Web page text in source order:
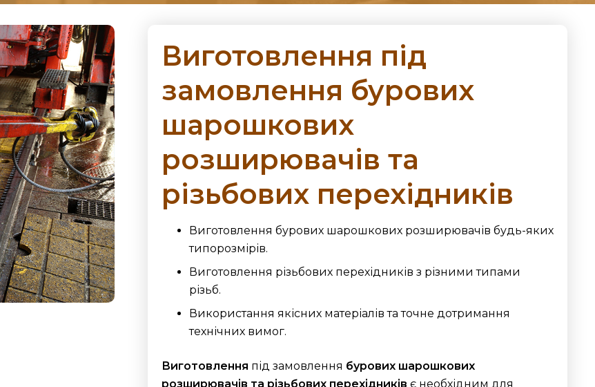
Виготовлення під
замовлення бурових
шарошкових
розширювачів та
різьбових перехідників
Виготовлення бурових шарошкових розширювачів будь-яких
типорозмірів.
Виготовлення різьбових перехідників з різними типами
різьб.
Використання якісних матеріалів та точне дотримання
технічних вимог.
Виготовлення під замовлення бурових шарошкових
розширювачів та різьбових перехідників є необхідним для